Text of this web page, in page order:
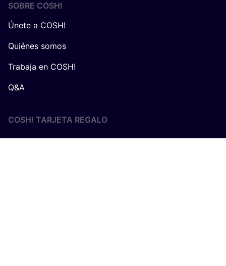
SOBRE COSH!
Únete a COSH!
Quiénes somos
Trabaja en COSH!
Q&A
COSH! TARJETA REGALO